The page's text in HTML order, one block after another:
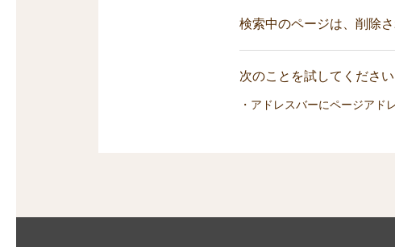
検索中のページは、削除
次のことを試してくださ
・アドレスバーにページアド